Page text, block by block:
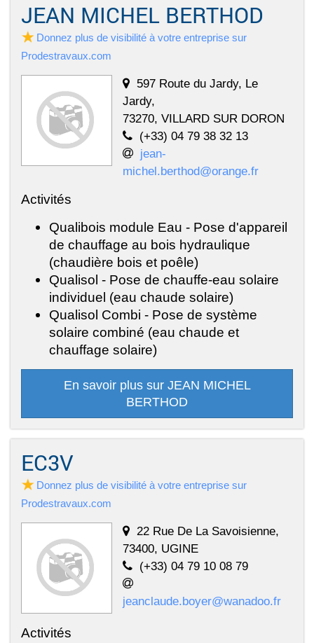
JEAN MICHEL BERTHOD
Donnez plus de visibilité à votre entreprise sur
Prodestravaux.com
597 Route du Jardy, Le
Jardy,
73270, VILLARD SUR DORON
(+33) 04 79 38 32 13
jean-
michel.berthod@orange.fr
Activités
Qualibois module Eau - Pose d'appareil
de chauffage au bois hydraulique
(chaudière bois et poêle)
Qualisol - Pose de chauffe-eau solaire
individuel (eau chaude solaire)
Qualisol Combi - Pose de système
solaire combiné (eau chaude et
chauffage solaire)
En savoir plus sur JEAN MICHEL
BERTHOD
EC3V
Donnez plus de visibilité à votre entreprise sur
Prodestravaux.com
22 Rue De La Savoisienne,
73400, UGINE
(+33) 04 79 10 08 79
jeanclaude.boyer@wanadoo.fr
Activités